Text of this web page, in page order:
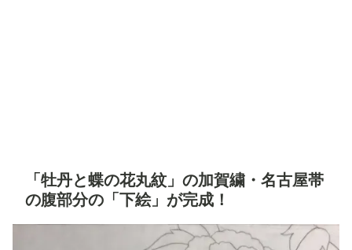
「牡丹と蝶の花丸紋」の加賀繍・名古屋帯
の腹部分の「下絵」が完成！